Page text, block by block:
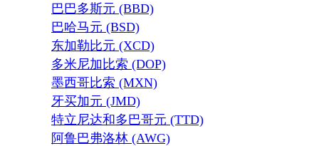
巴巴多斯元 (BBD)
巴哈马元 (BSD)
东加勒比元 (XCD)
多米尼加比索 (DOP)
墨西哥比索 (MXN)
牙买加元 (JMD)
特立尼达和多巴哥元 (TTD)
阿鲁巴弗洛林 (AWG)